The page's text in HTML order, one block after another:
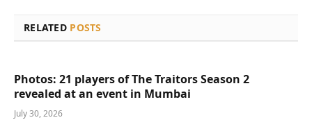
RELATED POSTS
Photos: 21 players of The Traitors Season 2
revealed at an event in Mumbai
July 30, 2026